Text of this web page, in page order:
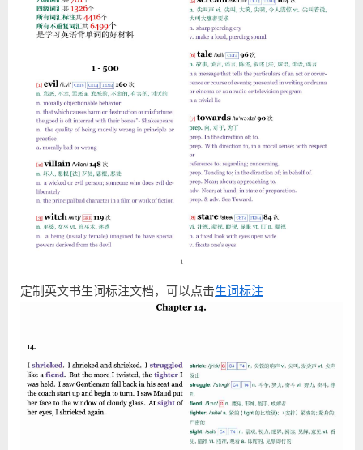
定制英文书生词标注文档，可以点击生词标注